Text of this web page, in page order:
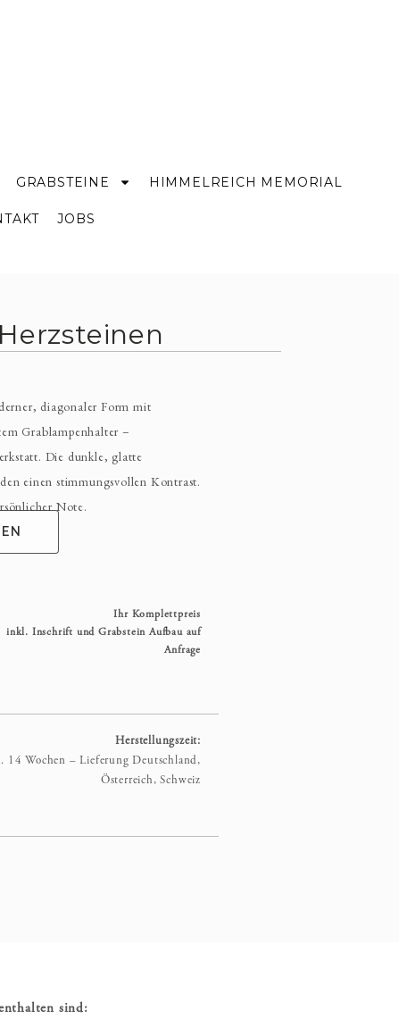
GRABSTEINE HIMMELREICH MEMORIAL
JOBS
diagonaler Form mit
Grablampenhalter –
Die dunkle, glatte
einen stimmungsvollen Kontrast.
Note.
Ihr Komplettpreis
inkl. Inschrift und Grabstein Aufbau auf
Anfrage
Herstellungszeit:
14 Wochen – Lieferung Deutschland,
Österreich, Schweiz
sind: